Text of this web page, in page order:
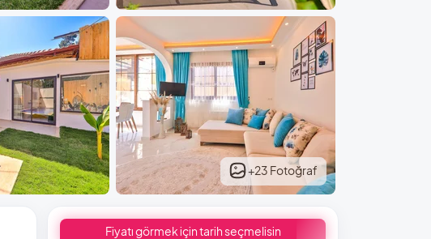
+23 Fotoğraf
Fiyatı görmek için tarih seçmelisin